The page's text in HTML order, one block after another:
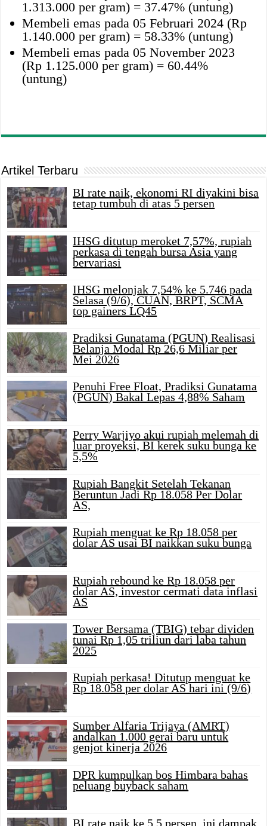
1.313.000 per gram) = 37.47% (untung)
Membeli emas pada 05 Februari 2024 (Rp
1.140.000 per gram) = 58.33% (untung)
Membeli emas pada 05 November 2023
(Rp 1.125.000 per gram) = 60.44%
(untung)
Artikel Terbaru
BI rate naik, ekonomi RI diyakini bisa
tetap tumbuh di atas 5 persen
IHSG ditutup meroket 7,57%, rupiah
perkasa di tengah bursa Asia yang
bervariasi
IHSG melonjak 7,54% ke 5.746 pada
Selasa (9/6), CUAN, BRPT, SCMA
top gainers LQ45
Pradiksi Gunatama (PGUN) Realisasi
Belanja Modal Rp 26,6 Miliar per
Mei 2026
Penuhi Free Float, Pradiksi Gunatama
(PGUN) Bakal Lepas 4,88% Saham
Perry Warjiyo akui rupiah melemah di
luar proyeksi, BI kerek suku bunga ke
5,5%
Rupiah Bangkit Setelah Tekanan
Beruntun Jadi Rp 18.058 Per Dolar
AS,
Rupiah menguat ke Rp 18.058 per
dolar AS usai BI naikkan suku bunga
Rupiah rebound ke Rp 18.058 per
dolar AS, investor cermati data inflasi
AS
Tower Bersama (TBIG) tebar dividen
tunai Rp 1,05 triliun dari laba tahun
2025
Rupiah perkasa! Ditutup menguat ke
Rp 18.058 per dolar AS hari ini (9/6)
Sumber Alfaria Trijaya (AMRT)
andalkan 1.000 gerai baru untuk
genjot kinerja 2026
DPR kumpulkan bos Himbara bahas
peluang buyback saham
BI rate naik ke 5,5 persen, ini dampak